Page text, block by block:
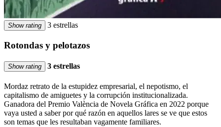
Show rating 3 estrellas
Rotondas y pelotazos
Show rating 3 estrellas
Mordaz retrato de la estupidez empresarial, el nepotismo, el
capitalismo de amiguetes y la corrupción institucionalizada.
Ganadora del Premio València de Novela Gráfica en 2022 porque
vaya usted a saber por qué razón en aquellos lares se ve que estos
son temas que les resultaban vagamente familiares.